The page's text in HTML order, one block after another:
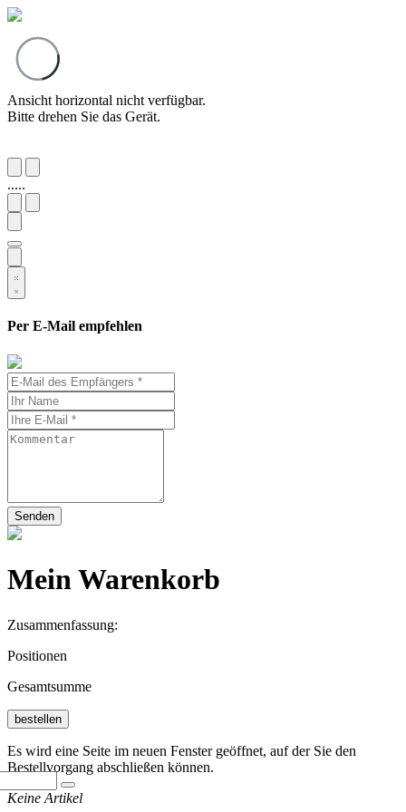
Ansicht horizontal nicht verfügbar.
Bitte drehen Sie das Gerät.
.....
Per E-Mail empfehlen
Senden
Mein Warenkorb
Zusammenfassung:
Positionen
Gesamtsumme
bestellen
Es wird eine Seite im neuen Fenster geöffnet, auf der Sie den
Bestellvorgang abschließen können.
Keine Artikel